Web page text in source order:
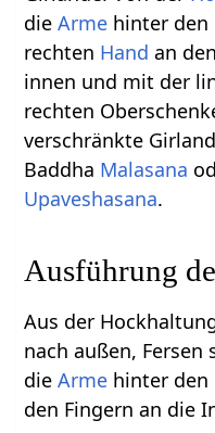
dieArme hinter den
rechten Hand an
innen und mit der
rechten
verschränkte
Baddha Malasana
Upaveshasana.
Ausführung
Aus der
nach außen,
dieArme hinter den
den Fingern an die